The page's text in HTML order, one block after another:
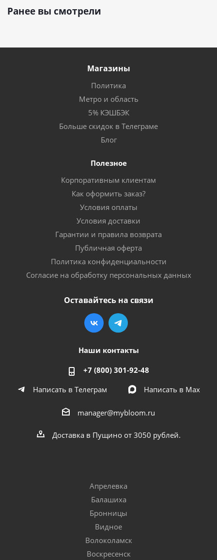
Ранее вы смотрели
Магазины
Политика
Метро и область
5% КЭШБЭК
Больше скидок в Телеграме
Блог
Полезное
Корпоративным клиентам
Как оформить заказ?
Условия оплаты
Условия доставки
Гарантии и правила возврата
Публичная оферта
Политика конфиденциальности
Согласие на обработку персональных данных
Оставайтесь на связи
Наши контакты
+7 (800) 301-92-48
Написать в Телеграм
Написать в Мах
manager@mybloom.ru
Доставка в Пущино от 3050 рублей.
Апрелевка
Балашиха
Бронницы
Видное
Волоколамск
Воскресенск